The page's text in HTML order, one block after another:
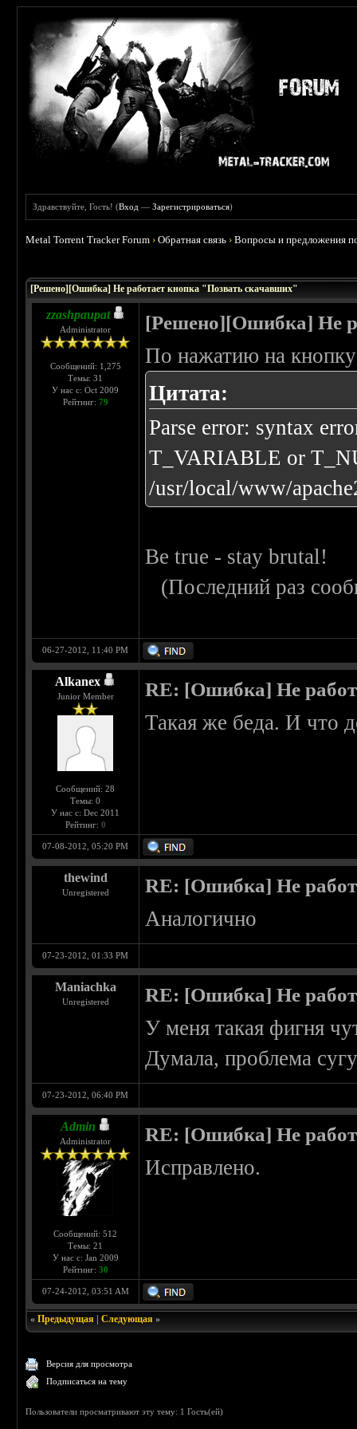
Здравствуйте, Гость! (Вход —Зарегистрироваться)
Metal Torrent Tracker Forum ›Обратная связь ›Вопросы и предложения
[Решено][Ошибка] Не работает кнопка "Позвать скачавших"
zzashpaupat
Administrator
Сообщений: 1,275
Темы: 31
У нас с: Oct 2009
Рейтинг: 79
[Решено][Ошибка] Не
По нажатию на
Цитата:
Parse error: syntax
T_VARIABLE or
/usr/local/www/
Be true - stay brutal!
(Последний раз
06-27-2012, 11:40 PM
Alkanex
Junior Member
Сообщений: 28
Темы: 0
У нас с: Dec 2011
Рейтинг: 0
RE: [Ошибка] Не
Такая же беда. И что
07-08-2012, 05:20 PM
thewind
Unregistered RE: [Ошибка] Не
Аналогично
07-23-2012, 01:33 PM
Maniachka
Unregistered RE: [Ошибка] Не
У меня такая фигня
Думала, проблема
07-23-2012, 06:40 PM
Admin
Administrator
Сообщений: 512
Темы: 21
У нас с: Jan 2009
Рейтинг: 30
RE: [Ошибка] Не
Исправлено.
07-24-2012, 03:51 AM
«Предыдущая |Следующая »
Версия для просмотра
Подписаться на тему
Пользователи просматривают эту тему: 1 Гость(ей)